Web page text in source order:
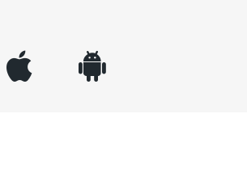
appleinc android